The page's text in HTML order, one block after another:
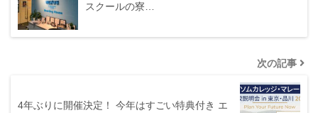
スクールの寮…
次の記事
4年ぶりに開催決定！ 今年はすごい特典付き エ